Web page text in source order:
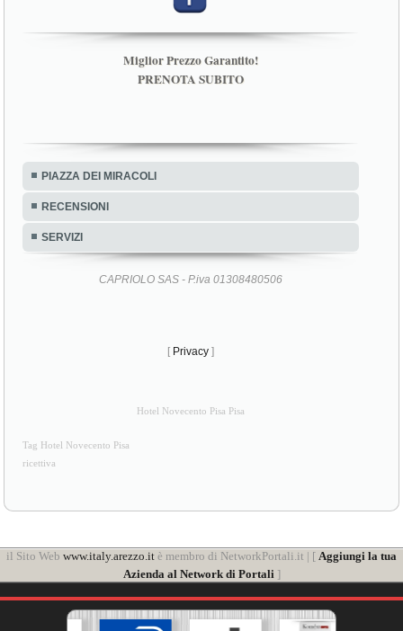
Miglior Prezzo Garantito!
PRENOTA SUBITO
PIAZZA DEI MIRACOLI
RECENSIONI
SERVIZI
CAPRIOLO SAS - P.iva 01308480506
[ Privacy ]
Hotel Novecento Pisa Pisa
Tag Hotel Novecento Pisa
ricettiva
il Sito Web www.italy.arezzo.it è membro di NetworkPortali.it | [ Aggiungi la tua
Azienda al Network di Portali]